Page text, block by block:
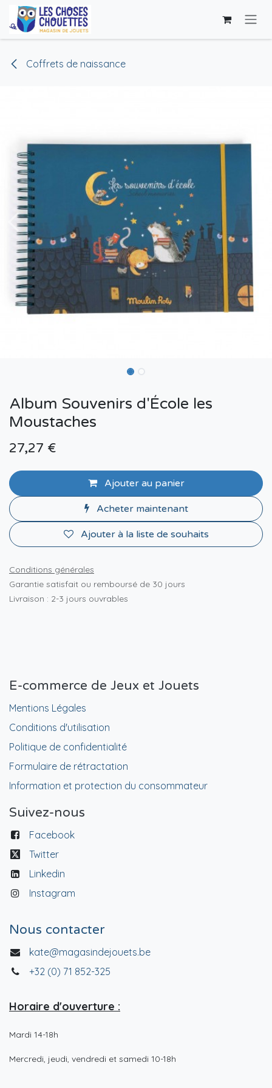
Se rendre au contenu
Coffrets de naissance
Album Souvenirs d'École les
Moustaches
27,27 €
Ajouter au panier
Acheter maintenant
Ajouter à la liste de souhaits
Conditions générales
Garantie satisfait ou remboursé de 30 jours
Livraison : 2-3 jours ouvrables
E-commerce de Jeux et Jouets
Mentions Légales
Conditions d'utilisation
Politique de confidentialité
Formulaire de rétractation
Information et protection du consommateur
Suivez-nous
Facebook
Twitter
Linkedin
Instagram
Nous contacter
kate@magasindejouets.be
+32 (0) 71 852-325
Horaire d'ouverture :
Mardi 14-18h
Mercredi, jeudi, vendredi et samedi 10-18h